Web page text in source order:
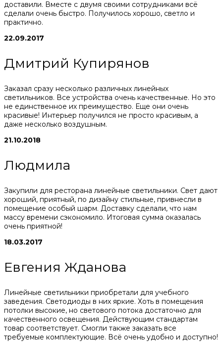
доставили. Вместе с двумя своими сотрудниками всё
сделали очень быстро. Получилось хорошо, светло и
практично.
22.09.2017
Дмитрий Купирянов
Заказал сразу несколько различных линейных
светильников. Все устройства очень качественные. Но это
не единственное их преимущество. Еще они очень
красивые! Интерьер получился не просто красивым, а
даже несколько воздушным.
21.10.2018
Людмила
Закупили для ресторана линейные светильники. Свет дают
хороший, приятный, по дизайну стильные, привнесли в
помещение особый шарм. Доставку сделали, что нам
массу времени сэкономило. Итоговая сумма оказалась
очень приятной!
18.03.2017
Евгения Жданова
Линейные светильники приобретали для учебного
заведения. Светодиоды в них яркие. Хоть в помещения
потолки высокие, но светового потока достаточно для
качественного освещения. Действующим стандартам
товар соответствует. Смогли также заказать все
требуемые комплектующие. Всё очень удобно и доступно!